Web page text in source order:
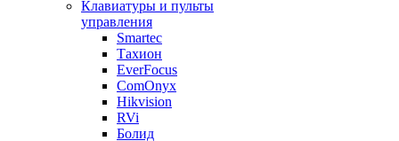
Клавиатуры и пульты
управления
Smartec
Тахион
EverFocus
ComOnyx
Hikvision
RVi
Болид